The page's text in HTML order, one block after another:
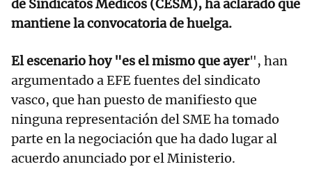
de Sindicatos Médicos (CESM), ha aclarado que
mantiene la convocatoria de huelga.
El escenario hoy "es el mismo que ayer", han
argumentado a EFE fuentes del sindicato
vasco, que han puesto de manifiesto que
ninguna representación del SME ha tomado
parte en la negociación que ha dado lugar al
acuerdo anunciado por el Ministerio.